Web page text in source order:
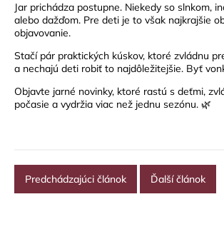
Jar prichádza postupne. Niekedy so slnkom,
alebo dažďom. Pre deti je to však najkrajšie
objavovanie.
Stačí pár praktických kúskov, ktoré zvládnu
a nechajú deti robiť to najdôležitejšie. Byť
Objavte jarné novinky, ktoré rastú s deťmi,
počasie a vydržia viac než jednu sezónu. 🌿
Predchádzajúci článok Ďalší článok